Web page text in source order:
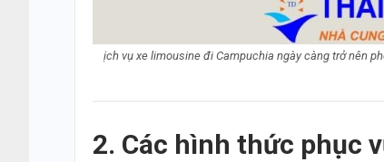
ịch vụ xe limousine đi Campuchia ngày càng trở nên
2. Các hình thức phục